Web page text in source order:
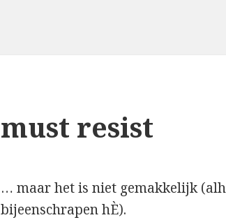
must resist
… maar het is niet gemakkelijk
bijeenschrapen hÈ).